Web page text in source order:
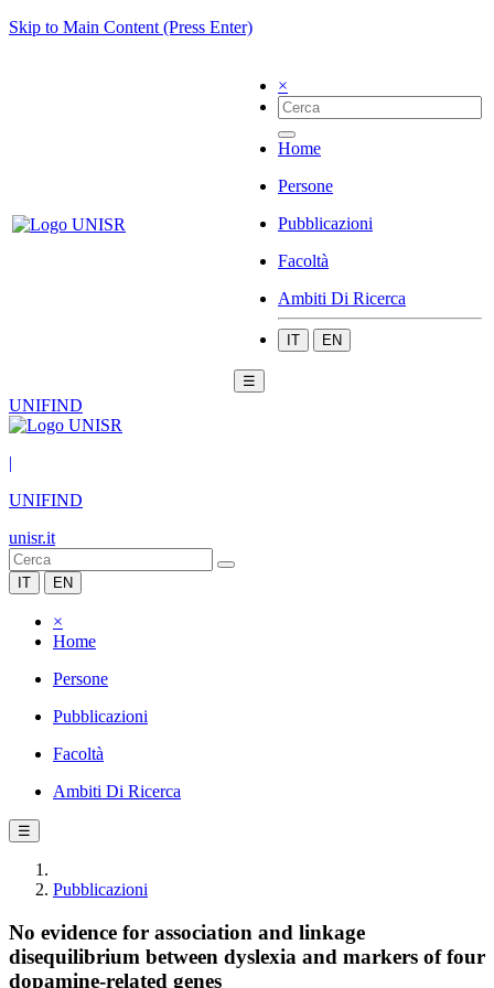
Skip to Main Content (Press Enter)
×
Home
Persone
Pubblicazioni
Facoltà
Ambiti Di Ricerca
IT EN
☰
UNIFIND
|
UNIFIND
unisr.it
IT EN
×
Home
Persone
Pubblicazioni
Facoltà
Ambiti Di Ricerca
☰
Pubblicazioni
No evidence for association and linkage
disequilibrium between dyslexia and markers of four
dopamine-related genes